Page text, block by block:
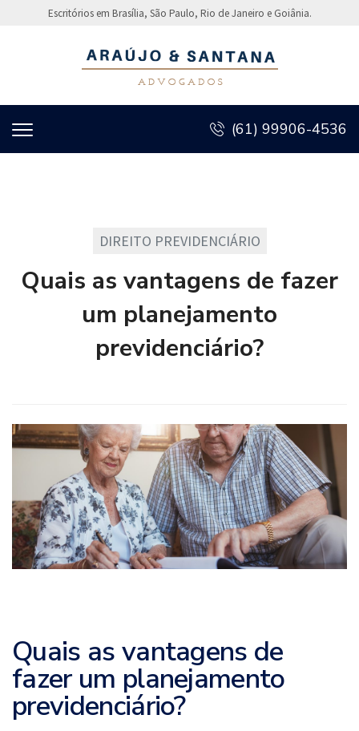
Escritórios em Brasília, São Paulo, Rio de Janeiro e Goiânia.
(61) 99906-4536
DIREITO PREVIDENCIÁRIO
Quais as vantagens de fazer
um planejamento
previdenciário?
Quais as vantagens de
fazer um planejamento
previdenciário?